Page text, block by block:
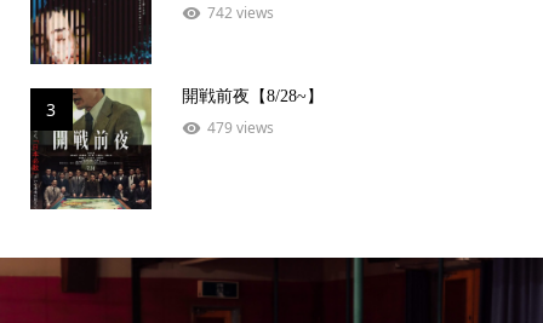
742 views
3
開戦前夜【8/28~】
479 views